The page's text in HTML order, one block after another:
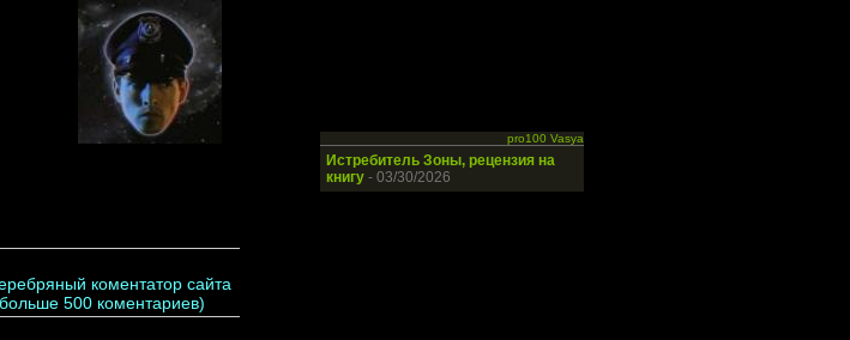
pro100 Vasya
Истребитель Зоны, рецензия на
книгу - 03/30/2026